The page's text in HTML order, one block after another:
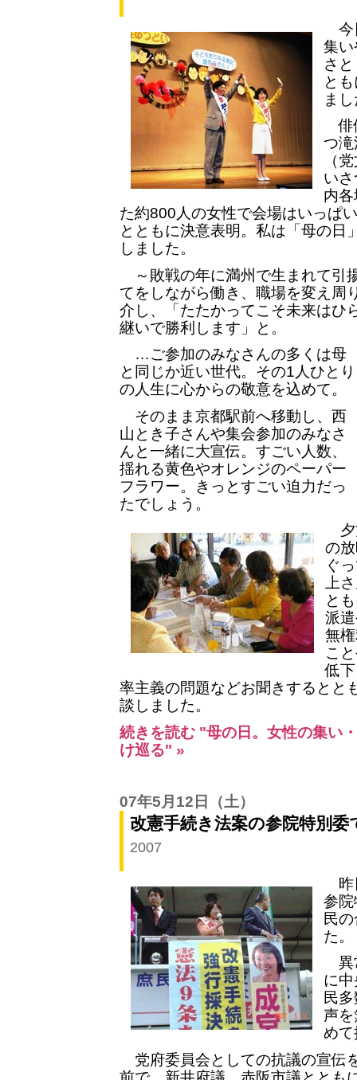
今
集
さ
と
ま
俳
つ
（
い
内
た約800人の女性で会場はいっぱ
とともに決意表明。私は「母の日
しました。
～敗戦の年に満州で生まれて引
てをしながら働き、職場を変え周
介し、「たたかってこそ未来はひ
継いで勝利します」と。
…ご参加のみなさんの多くは母
と同じか近い世代。その1人ひとり
の人生に心からの敬意を込めて。
そのまま京都駅前へ移動し、西
山とき子さんや集会参加のみなさ
んと一緒に大宣伝。すごい人数、
揺れる黄色やオレンジのペーパー
フラワー。きっとすごい迫力だっ
たでしょう。
夕
の
ぐ
上
と
派
無
こ
低
率主義の問題などお聞きするとと
談しました。
続きを読む "母の日。女性の集い
け巡る" »
07年5月12日 （土）
改憲手続き法案の参院特別委
2007
昨
参
民
た。
異
に
民
声
め
党府委員会としての抗議の宣伝